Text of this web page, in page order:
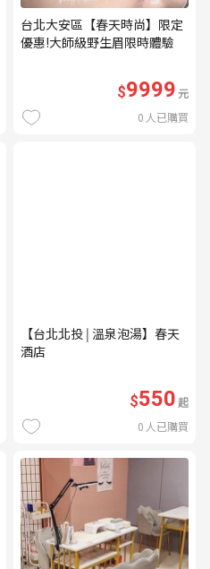
台北大安區【春天時尚】限定
優惠!大師級野生眉限時體驗
優惠券（無補色） (MO)
$9999元
0 人已購買
【台北北投 | 溫泉泡湯】春天
酒店
$550起
0 人已購買